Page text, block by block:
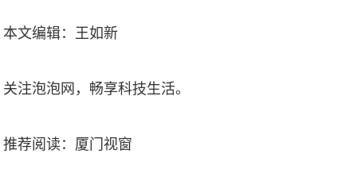
本文编辑：王如新
关注泡泡网，畅享科技生活。
推荐阅读： 厦门视窗